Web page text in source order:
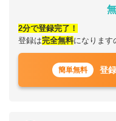
2分で登録完了！
登録は完全無料になります
簡単無料 登